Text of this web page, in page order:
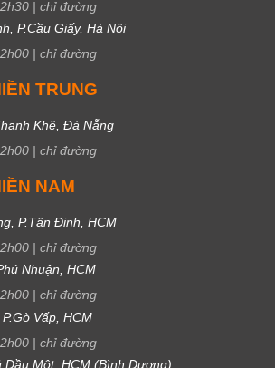
| chỉ đường
P.Cầu Giấy, Hà Nội
| chỉ đường
TRUNG
Khê, Đà Nẵng
| chỉ đường
NAM
P.Tân Định, HCM
| chỉ đường
Nhuận, HCM
| chỉ đường
Vấp, HCM
| chỉ đường
Dầu Một, HCM (Bình Dương)